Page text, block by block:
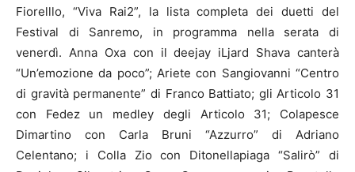
Fiorelllo, “Viva Rai2”, la lista completa dei duetti del
Festival di Sanremo, in programma nella serata di
venerdì. Anna Oxa con il deejay iLjard Shava canterà
“Un’emozione da poco”; Ariete con Sangiovanni “Centro
di gravità permanente” di Franco Battiato; gli Articolo 31
con Fedez un medley degli Articolo 31; Colapesce
Dimartino con Carla Bruni “Azzurro” di Adriano
Celentano; i Colla Zio con Ditonellapiaga “Salirò” di